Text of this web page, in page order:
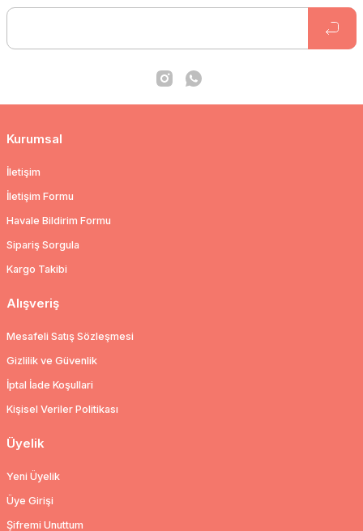
Kurumsal
İletişim
İletişim Formu
Havale Bildirim Formu
Sipariş Sorgula
Kargo Takibi
Alışveriş
Mesafeli Satış Sözleşmesi
Gizlilik ve Güvenlik
İptal İade Koşullari
Kişisel Veriler Politikası
Üyelik
Yeni Üyelik
Üye Girişi
Şifremi Unuttum